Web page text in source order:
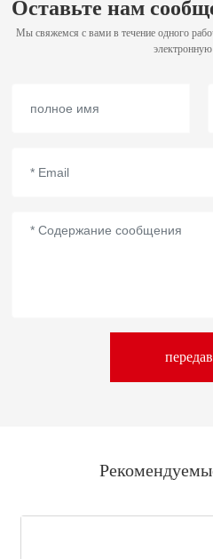
Оставьте нам
Мы свяжемся с вами в течение одного